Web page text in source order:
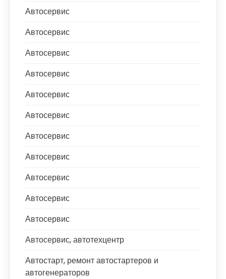
Автосервис
Автосервис
Автосервис
Автосервис
Автосервис
Автосервис
Автосервис
Автосервис
Автосервис
Автосервис
Автосервис
Автосервис, автотехцентр
Автостарт, ремонт автостартеров и
автогенераторов